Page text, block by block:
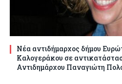
Νέα αντιδήμαρχος δήμου
Καλογεράκου σε
Αντιδημάρχου Παναγιώτη